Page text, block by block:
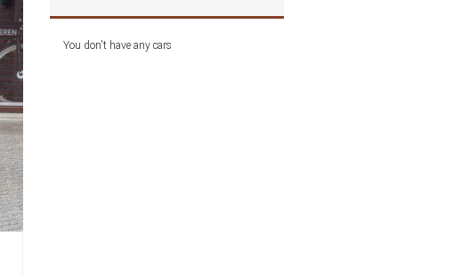
You don't have any cars